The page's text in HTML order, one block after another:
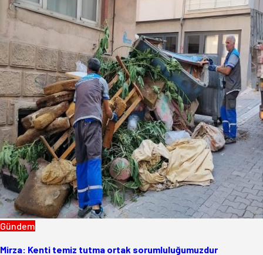
Gündem
Mirza: Kenti temiz tutma ortak sorumluluğumuzdur